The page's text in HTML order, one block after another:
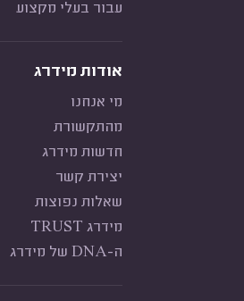
עבור בעלי מקצוע
אודות מידרג
מי אנחנו
מהתקשורת
חדשות מידרג
יצירת קשר
שאלות נפוצות
מידרג TRUST
ה-DNA של מידרג